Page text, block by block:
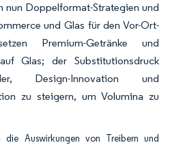
nun Doppelformat-Strategien und
und Glas für den Vor-Ort-
Premium-Getränke und
Glas; der Substitutionsdruck
Design-Innovation und
zu steigern, um Volumina zu
die Auswirkungen von Treibern und